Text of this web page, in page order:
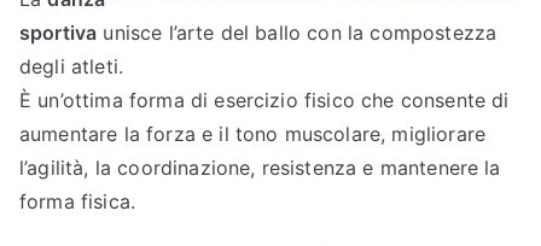
sportiva unisce l’arte del ballo con la compostezza
degli atleti.
È un’ottima forma di esercizio fisico che consente di
aumentare la forza e il tono muscolare, migliorare
l’agilità, la coordinazione, resistenza e mantenere la
forma fisica.